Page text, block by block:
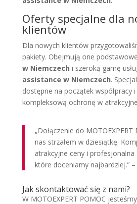
Oferty specjalne dla
klientów
Dla nowych klientów
pakiety. Obejmują one
w Niemczech i szeroką gamę
assistance w Niemczech.
dostępne na początek współpracy
kompleksową ochronę w
„Dołączenie do MOTOEXPERT
nas strzałem w dziesiątkę.
atrakcyjne ceny i profesjonalna
które doceniamy najbardziej.”
Jak skontaktować się z nami?
W MOTOEXPERT POMOC